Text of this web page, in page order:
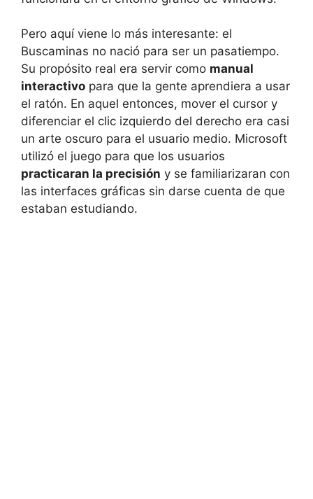
Pero aquí viene lo más interesante: el
Buscaminas no nació para ser un pasatiempo.
Su propósito real era servir como manual
interactivo para que la gente aprendiera a usar
el ratón. En aquel entonces, mover el cursor y
diferenciar el clic izquierdo del derecho era casi
un arte oscuro para el usuario medio. Microsoft
utilizó el juego para que los usuarios
practicaran la precisión y se familiarizaran con
las interfaces gráficas sin darse cuenta de que
estaban estudiando.